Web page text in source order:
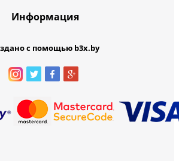
Информация
с помощью b3x.by